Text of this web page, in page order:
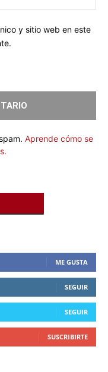
y sitio web en este
Aprende cómo se
ME GUSTA
SEGUIR
SEGUIR
SUSCRIBIRTE